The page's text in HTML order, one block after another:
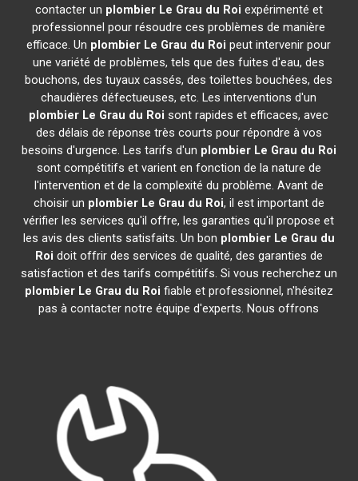
contacter un plombier Le Grau du Roi expérimenté et
professionnel pour résoudre ces problèmes de manière
efficace. Un plombier Le Grau du Roi peut intervenir pour
une variété de problèmes, tels que des fuites d'eau, des
bouchons, des tuyaux cassés, des toilettes bouchées, des
chaudières défectueuses, etc. Les interventions d'un
plombier Le Grau du Roi sont rapides et efficaces, avec
des délais de réponse très courts pour répondre à vos
besoins d'urgence. Les tarifs d'un plombier Le Grau du Roi
sont compétitifs et varient en fonction de la nature de
l'intervention et de la complexité du problème. Avant de
choisir un plombier Le Grau du Roi, il est important de
vérifier les services qu'il offre, les garanties qu'il propose et
les avis des clients satisfaits. Un bon plombier Le Grau du
Roi doit offrir des services de qualité, des garanties de
satisfaction et des tarifs compétitifs. Si vous recherchez un
plombier Le Grau du Roi fiable et professionnel, n'hésitez
pas à contacter notre équipe d'experts. Nous offrons